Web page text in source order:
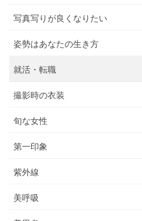
写真写りが良くなりたい
姿勢はあなたの生き方
就活・転職
撮影時の衣装
旬な女性
第一印象
紫外線
美呼吸